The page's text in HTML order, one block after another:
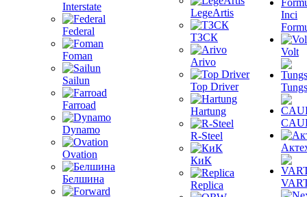
Interstate
Federal
Foman
Sailun
Farroad
Dynamo
Ovation
Белшина
LegeArtis
ТЗСК
Arivo
Top Driver
Hartung
R-Steel
КиК
Replica
Inci
Volt